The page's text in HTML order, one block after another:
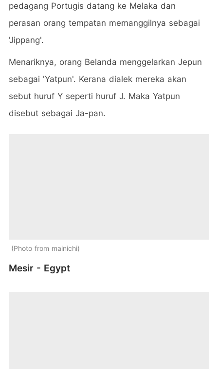
pedagang Portugis datang ke Melaka dan
perasan orang tempatan memanggilnya sebagai
'Jippang'.
Menariknya, orang Belanda menggelarkan Jepun
sebagai 'Yatpun'. Kerana dialek mereka akan
sebut huruf Y seperti huruf J. Maka Yatpun
disebut sebagai Ja-pan.
Photo from mainichi
Mesir - Egypt